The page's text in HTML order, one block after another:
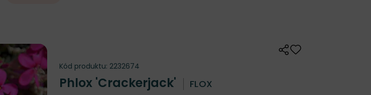
ZdieľaťOdober do
Kód produktu: 2232674
Phlox 'Crackerjack' FLOX